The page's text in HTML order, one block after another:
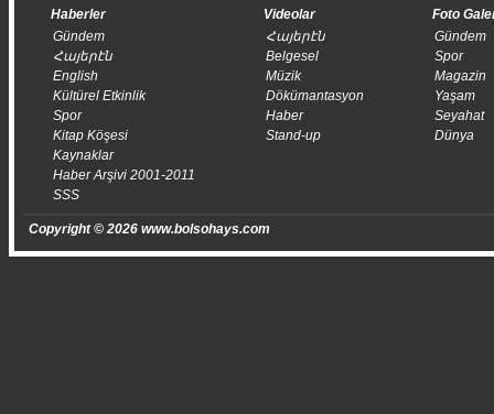
Haberler
Gündem
Հայերէն
English
Kültürel Etkinlik
Spor
Kitap Köşesi
Kaynaklar
Haber Arşivi 2001-2011
SSS
Videolar
Հայերէն
Belgesel
Müzik
Dökümantasyon
Haber
Stand-up
Foto
Gündem
Spor
Magazin
Yaşam
Seyahat
Dünya
Copyright © 2026 www.bolsohays.com